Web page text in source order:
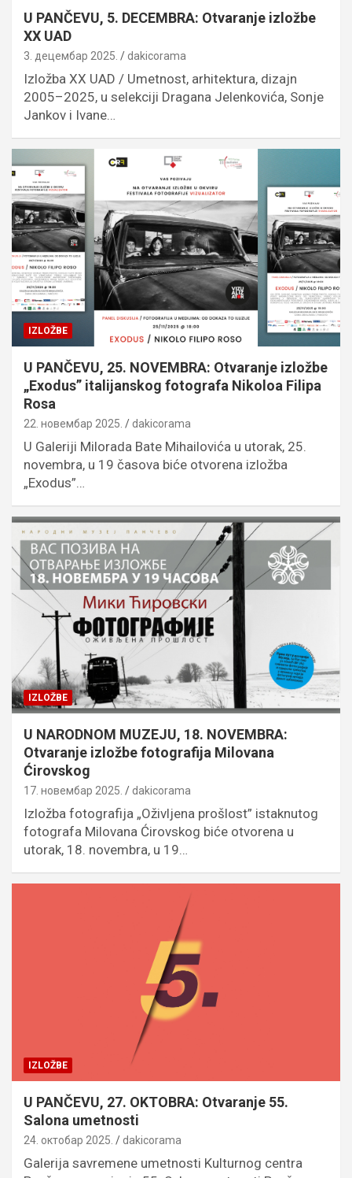
U PANČEVU, 5. DECEMBRA: Otvaranje izložbe
XX UAD
3. децембар 2025. dakicorama
Izložba XX UAD / Umetnost, arhitektura, dizajn
2005–2025, u selekciji Dragana Jelenkovića, Sonje
Jankov i Ivane…
IZLOŽBE
U PANČEVU, 25. NOVEMBRA: Otvaranje izložbe
„Exodus” italijanskog fotografa Nikoloa Filipa
Rosa
22. новембар 2025. dakicorama
U Galeriji Milorada Bate Mihailovića u utorak, 25.
novembra, u 19 časova biće otvorena izložba
„Exodus”…
IZLOŽBE
U NARODNOM MUZEJU, 18. NOVEMBRA:
Otvaranje izložbe fotografija Milovana
Ćirovskog
17. новембар 2025. dakicorama
Izložba fotografija „Oživljena prošlost” istaknutog
fotografa Milovana Ćirovskog biće otvorena u
utorak, 18. novembra, u 19…
IZLOŽBE
U PANČEVU, 27. OKTOBRA: Otvaranje 55.
Salona umetnosti
24. октобар 2025. dakicorama
Galerija savremene umetnosti Kulturnog centra